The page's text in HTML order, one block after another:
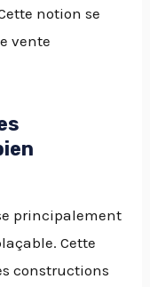
notion se
vente
principalement
Cette
constructions